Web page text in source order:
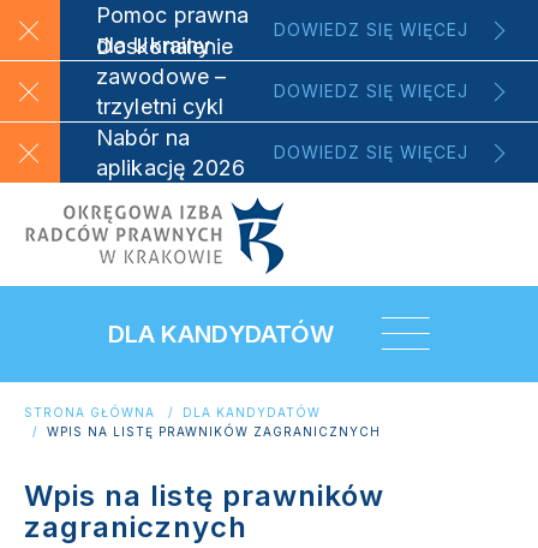
Pomoc prawna
dla Ukrainy
DOWIEDZ SIĘ WIĘCEJ
Doskonalenie
zawodowe –
trzyletni cykl
szkoleniowy
DOWIEDZ SIĘ WIĘCEJ
Nabór na
aplikację 2026
DOWIEDZ SIĘ WIĘCEJ
DLA KANDYDATÓW
STRONA GŁÓWNA
DLA KANDYDATÓW
WPIS NA LISTĘ PRAWNIKÓW ZAGRANICZNYCH
Wpis na listę prawników
zagranicznych